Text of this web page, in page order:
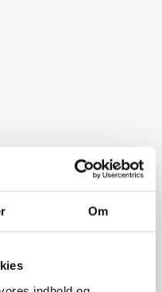
Om
fint. Rør kødet med
citrongræs og